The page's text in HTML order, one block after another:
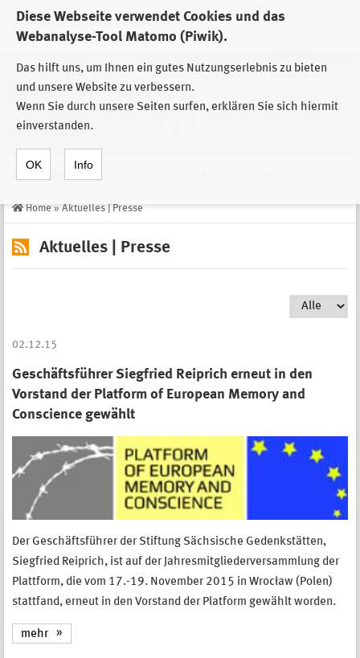
Diese Webseite verwendet Cookies und das
Webanalyse-Tool Matomo (Piwik).
Das hilft uns, um Ihnen ein gutes Nutzungserlebnis zu bieten
und unsere Website zu verbessern.
Wenn Sie durch unsere Seiten surfen, erklären Sie sich hiermit
einverstanden.
OK Info
Zur Auswahl der Einrichtungen der
Stiftung Sächsische Gedenkstätten
Home » Aktuelles | Presse
Aktuelles | Presse
02.12.15
Geschäftsführer Siegfried Reiprich erneut in den
Vorstand der Platform of European Memory and
Conscience gewählt
Der Geschäftsführer der Stiftung Sächsische Gedenkstätten,
Siegfried Reiprich, ist auf der Jahresmitgliederversammlung der
Plattform, die vom 17.-19. November 2015 in Wrocław (Polen)
stattfand, erneut in den Vorstand der Platform gewählt worden.
mehr